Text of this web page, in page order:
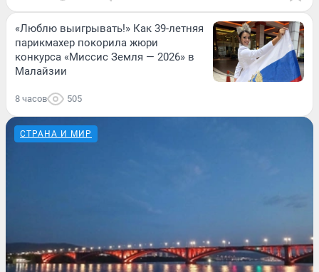
«Люблю выигрывать!» Как 39-летняя
парикмахер покорила жюри
конкурса «Миссис Земля — 2026» в
Малайзии
8 часов 505
СТРАНА И МИР